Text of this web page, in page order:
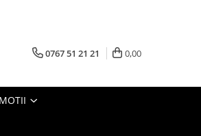
0767 51 21 21 0,00